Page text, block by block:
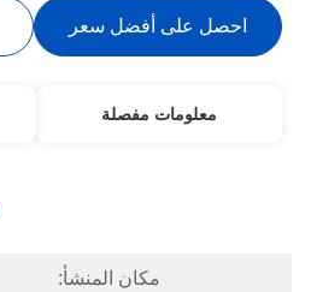
احصل على أفضل سعر
معلومات مفصلة
مكان المنشأ: